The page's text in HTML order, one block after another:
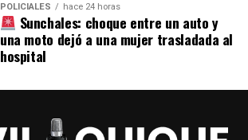
POLICIALES hace 24 horas
Sunchales: choque entre un auto y
una moto dejó a una mujer trasladada al
hospital